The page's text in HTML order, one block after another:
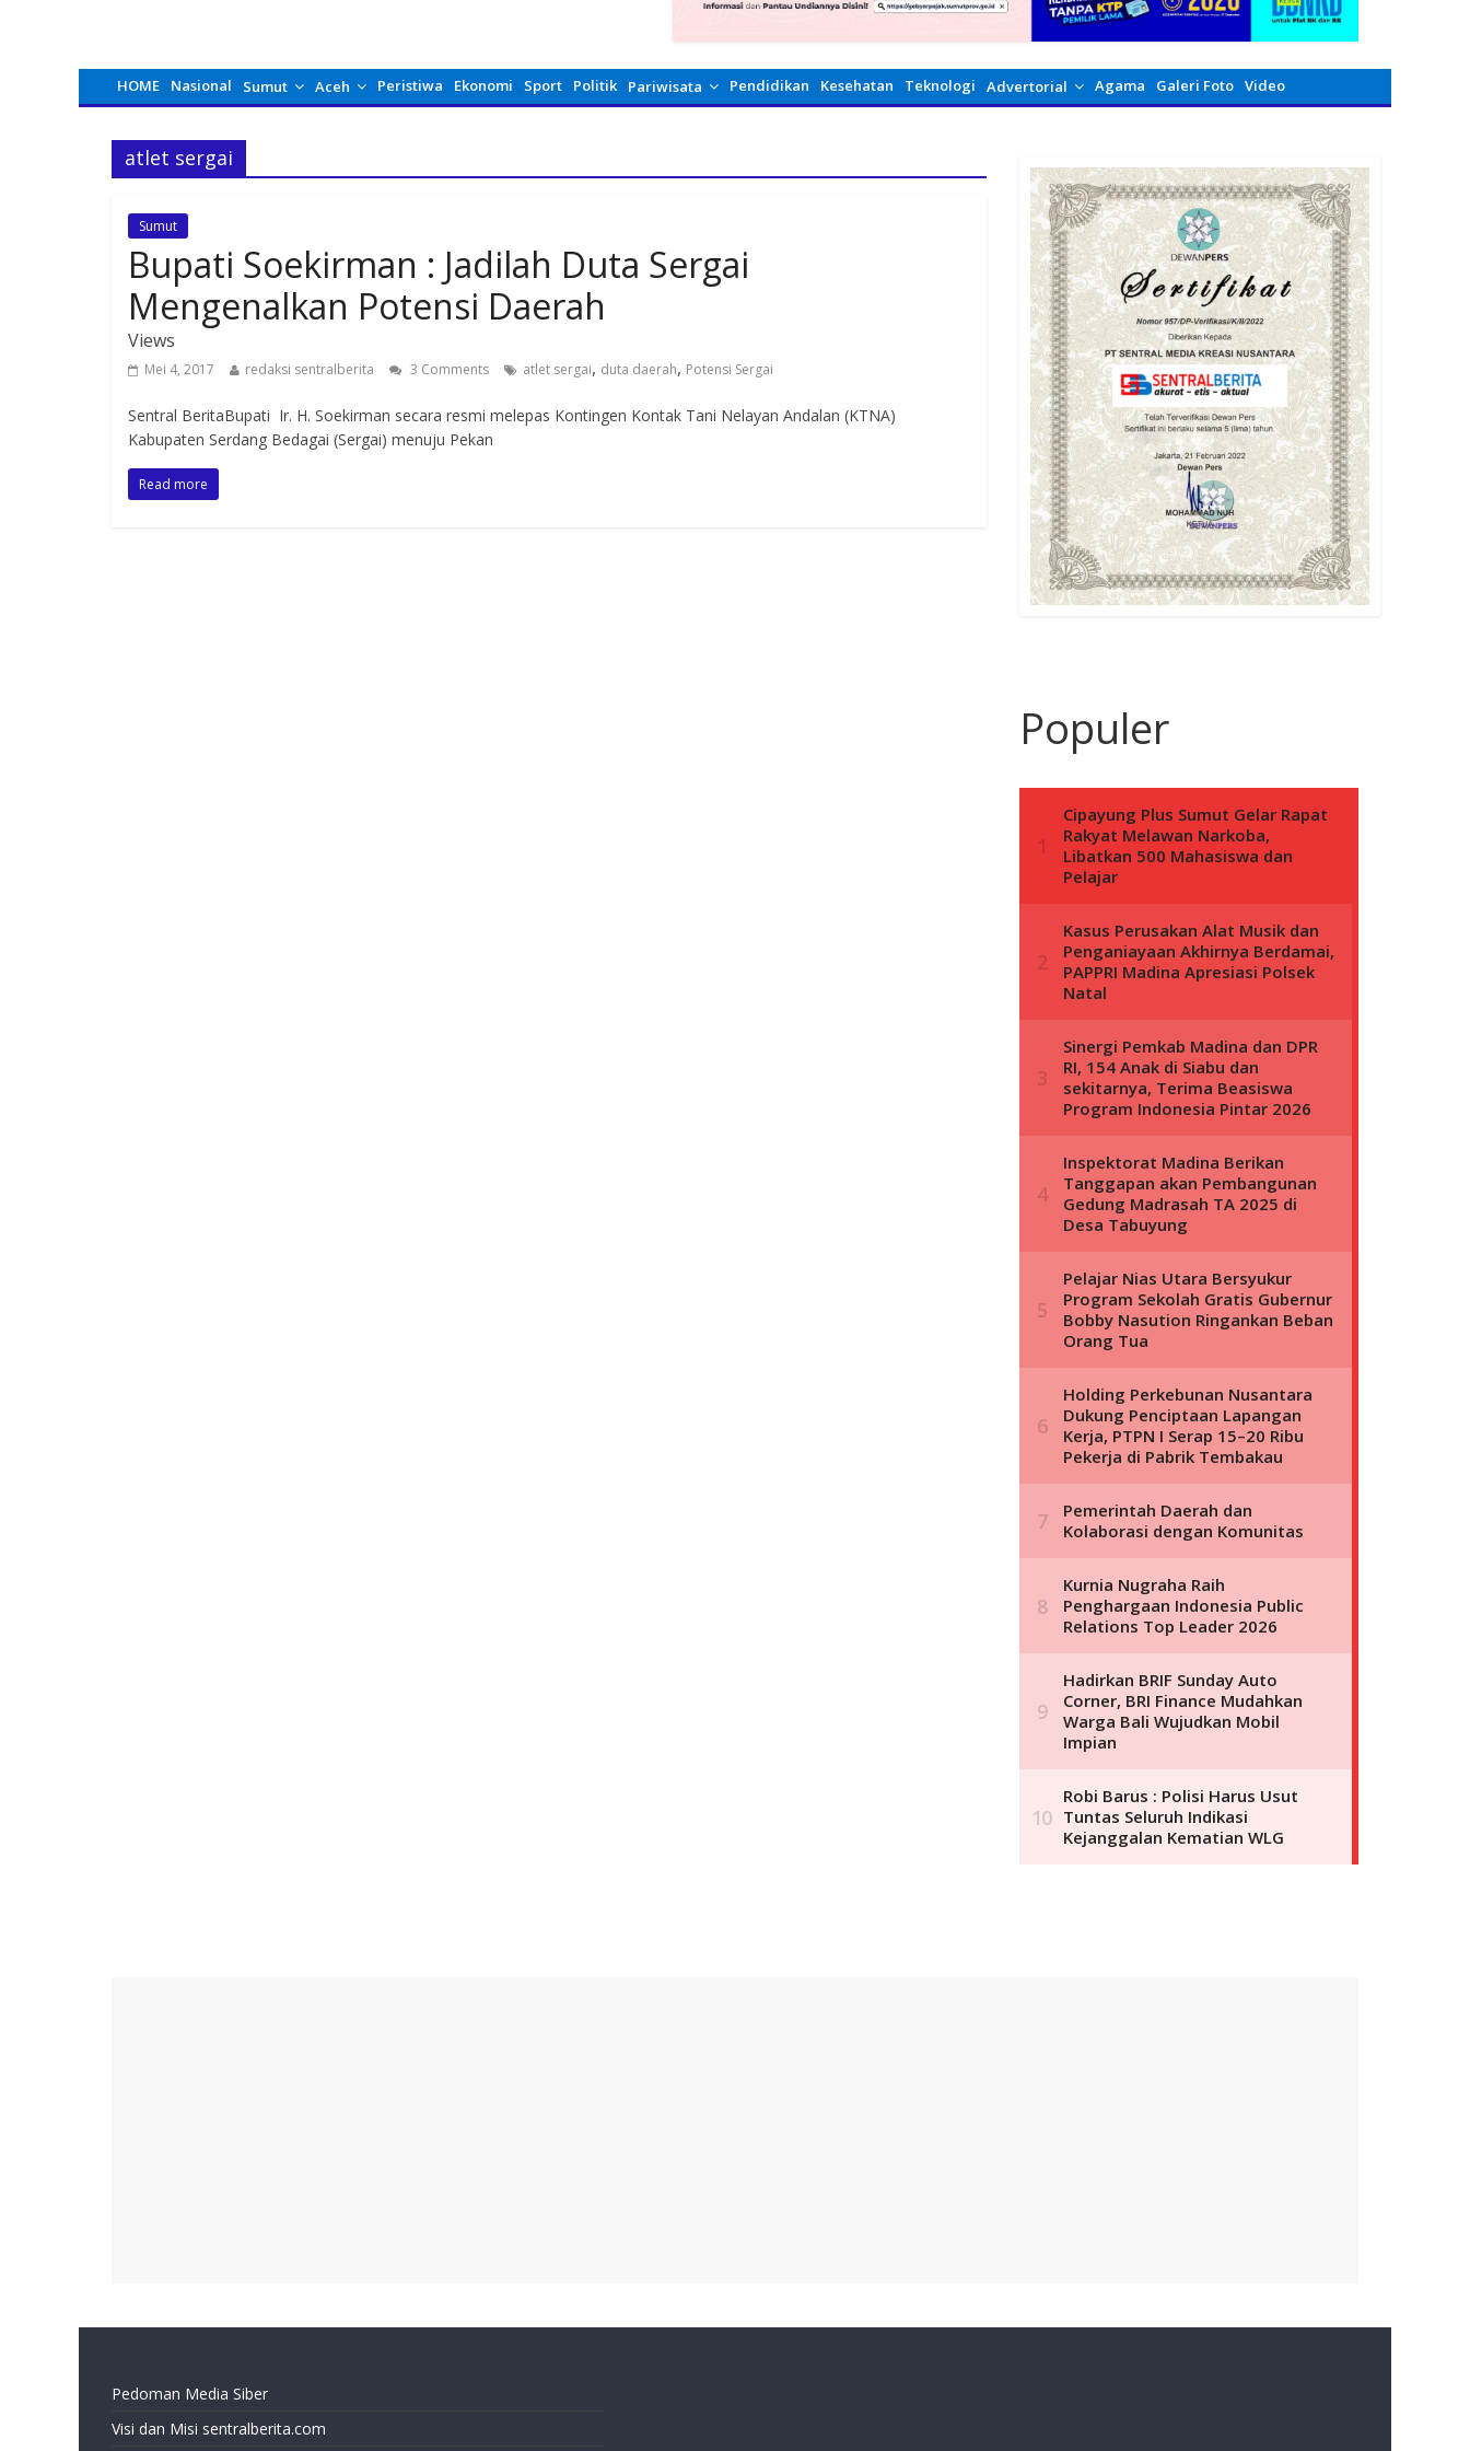
HOME Nasional Sumut Aceh Peristiwa Ekonomi Sport Politik Pariwisata Pendidikan Kesehatan Teknologi Advertorial Agama Galeri Foto Video
atlet sergai
Sumut
Bupati Soekirman : Jadilah Duta Sergai
Mengenalkan Potensi Daerah
Views
Mei 4, 2017 redaksi sentralberita 3 Comments atlet sergai, duta daerah, Potensi Sergai
Sentral BeritaBupati Ir. H. Soekirman secara resmi melepas Kontingen Kontak Tani Nelayan Andalan (KTNA)
Kabupaten Serdang Bedagai (Sergai) menuju Pekan
Read more
Populer
Pedoman Media Siber
Visi dan Misi sentralberita.com